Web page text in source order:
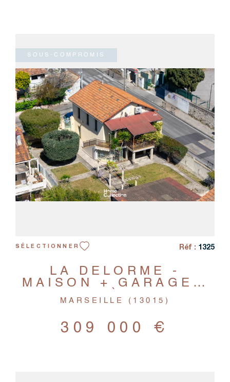
SOUS-COMPROMIS
VOIR LE BIEN
SÉLECTIONNER Réf : 1325
LA DELORME -
MAISON + GARAGE -
6 PIÈCES
MARSEILLE (13015)
309 000 €